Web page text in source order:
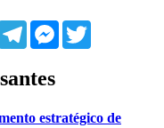
TelegramMessenger
estratégico de